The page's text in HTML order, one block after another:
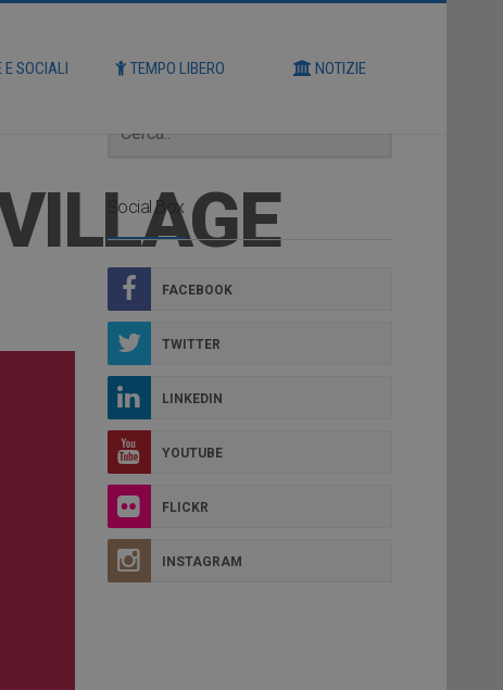
E SOCIALI TEMPO LIBERO NOTIZIE
Social Box
FACEBOOK
TWITTER
LINKEDIN
YOUTUBE
FLICKR
INSTAGRAM